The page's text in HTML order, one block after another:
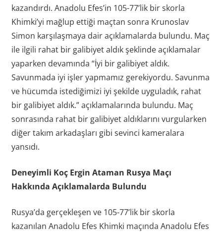
kazandırdı. Anadolu Efes’in 105-77’lik bir skorla
Khimki’yi mağlup ettiği maçtan sonra Krunoslav
Simon karşılaşmaya dair açıklamalarda bulundu. Maç
ile ilgili rahat bir galibiyet aldık şeklinde açıklamalar
yaparken devamında “İyi bir galibiyet aldık.
Savunmada iyi işler yapmamız gerekiyordu. Savunma
ve hücumda istediğimizi iyi şekilde uyguladık, rahat
bir galibiyet aldık.” açıklamalarında bulundu. Maç
sonrasında rahat bir galibiyet aldıklarını vurgularken
diğer takım arkadaşları gibi sevinci kameralara
yansıdı.
Deneyimli Koç Ergin Ataman Rusya Maçı
Hakkında Açıklamalarda Bulundu
Rusya’da gerçekleşen ve 105-77’lik bir skorla
kazanılan Anadolu Efes Khimki maçında Anadolu Efes